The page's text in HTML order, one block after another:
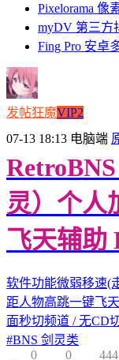
Pixelorama 像
myDV 第三方
Fing Pro 安卓
发帖狂魔VIP2
07-13 18:13 电脑端
灵）个人
飞天辅助
软件功能微弱移速(
距人物高跳一键飞
面秒切频道 / 无CD
#BNS 剑灵类
0
0 444